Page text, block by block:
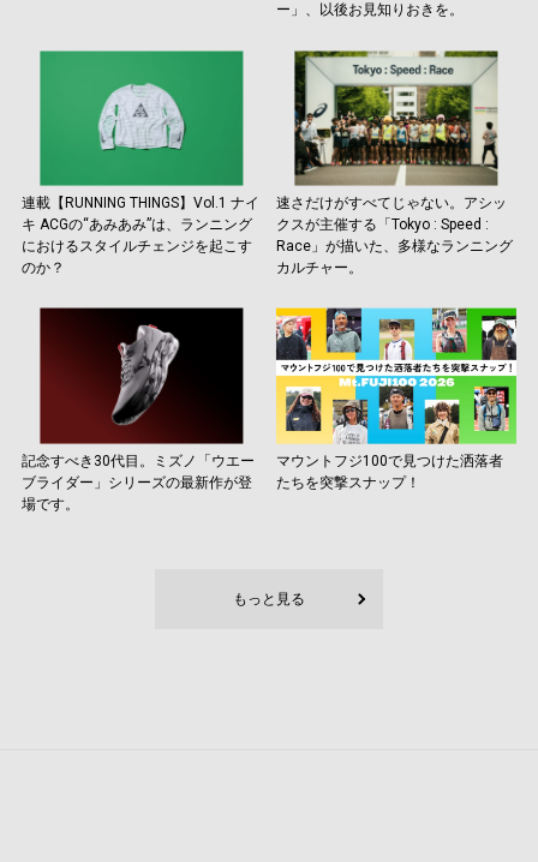
ー」、以後お見知りおきを。
連載【RUNNING THINGS】Vol.1 ナイ
キ ACGの“あみあみ”は、ランニング
におけるスタイルチェンジを起こす
のか？
速さだけがすべてじゃない。アシッ
クスが主催する「Tokyo : Speed :
Race」が描いた、多様なランニング
カルチャー。
記念すべき30代目。ミズノ「ウエー
ブライダー」シリーズの最新作が登
場です。
マウントフジ100で見つけた洒落者
たちを突撃スナップ！
もっと見る